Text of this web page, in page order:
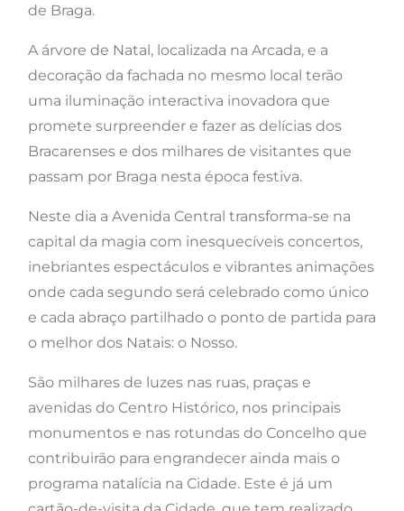
de Braga.
A árvore de Natal, localizada na Arcada, e a
decoração da fachada no mesmo local terão
uma iluminação interactiva inovadora que
promete surpreender e fazer as delícias dos
Bracarenses e dos milhares de visitantes que
passam por Braga nesta época festiva.
Neste dia a Avenida Central transforma-se na
capital da magia com inesquecíveis concertos,
inebriantes espectáculos e vibrantes animações
onde cada segundo será celebrado como único
e cada abraço partilhado o ponto de partida para
o melhor dos Natais: o Nosso.
São milhares de luzes nas ruas, praças e
avenidas do Centro Histórico, nos principais
monumentos e nas rotundas do Concelho que
contribuirão para engrandecer ainda mais o
programa natalícia na Cidade. Este é já um